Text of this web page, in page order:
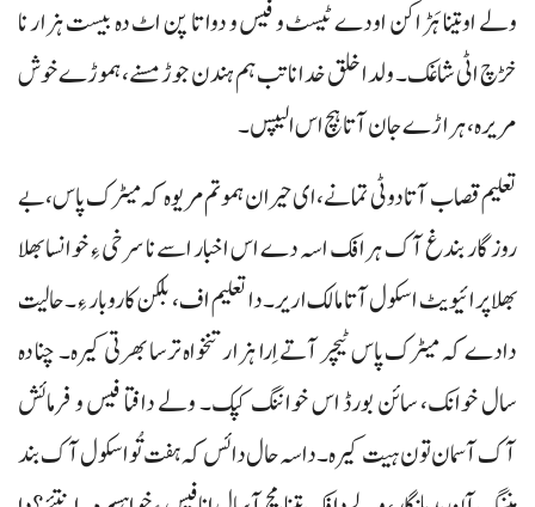
ولے او تینا ہَڑ اکن اودے ٹیسٹ و فیس و دوا تا پن اٹ دہ بیست ہزار نا
خڑچ اٹی شاغک۔ ولدا خلق خدا نا تب ہم ہندن جوڑ مسنے، ہموڑے خوش
مریرہ، ہراڑے جان آتا ہچ اس الیپس۔
تعلیم قصاب آتا دوٹی تمانے، ای حیران ہموتم مریوہ کہ میٹرک پاس، بے
روزگار بندغ آک ہرافک اسہ دے اس اخبار اسے نا سرخی ءِ خوانسا بھلا
بھلا پرائیویٹ اسکول آتا مالک اریر۔ دا تعلیم اف، بلکن کاروبار ءِ۔ حالیت
دادے کہ میٹرک پاس ٹیچر آتے اِرا ہزار تنخواہ ترسا بھرتی کیرہ۔ چنا دہ
سال خوانک، سائن بورڈ اس خواننگ کپک۔ ولے دافتا فیس و فرمائش
آک آسمان تون ہیت کیرہ۔ داسہ حال دا ئس کہ ہفت تُو اسکول آک بند